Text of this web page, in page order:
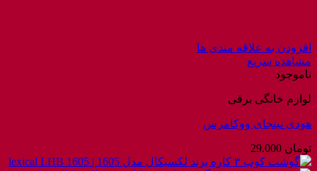
افزودن به علاقه مندی ها
مشاهده سریع
ناموجود
لوازم خانگی برقی
هودی نینجای ووکامرس
تومان